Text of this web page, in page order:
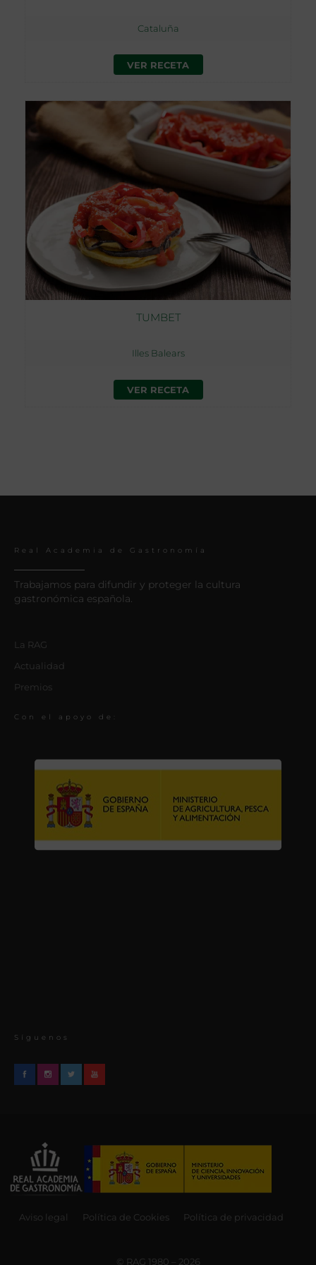
Cataluña
VER RECETA
TUMBET
Illes Balears
VER RECETA
Real Academia de Gastronomía
Trabajamos para difundir y proteger la cultura
gastronómica española.
La RAG
Actualidad
Premios
Con el apoyo de:
Síguenos
Aviso legal Política de Cookies Política de privacidad
© RAG 1980 – 2026